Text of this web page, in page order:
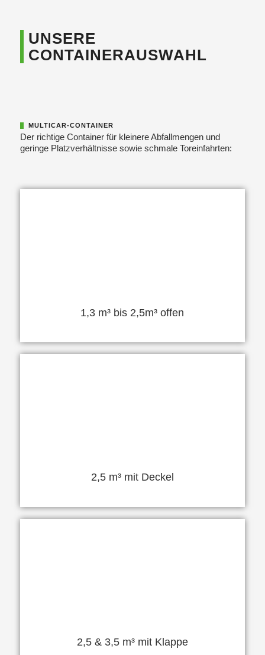
UNSERE
CONTAINERAUSWAHL
MULTICAR-CONTAINER
Der richtige Container für kleinere Abfallmengen und
geringe Platzverhältnisse sowie schmale Toreinfahrten:
1,3 m³ bis 2,5m³ offen
2,5 m³ mit Deckel
2,5 & 3,5 m³ mit Klappe